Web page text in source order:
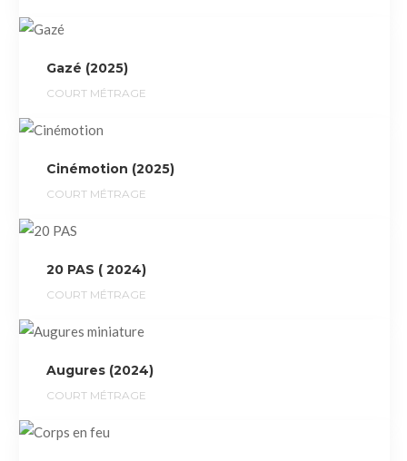
Gazé (2025)
COURT MÉTRAGE
Cinémotion (2025)
COURT MÉTRAGE
20 PAS ( 2024)
COURT MÉTRAGE
Augures (2024)
COURT MÉTRAGE